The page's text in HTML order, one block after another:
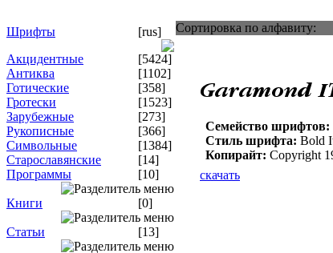
Шрифты
[rus]
Акцидентные
[5424]
Антиква
[1102]
Готические
[358]
Гротески
[1523]
Зарубежные
[273]
Рукописные
[366]
Символьные
[1384]
Старославянские
[14]
Программы
[10]
Книги [0]
Статьи [13]
Сортировка по алфавиту:
Семейство шрифтов:
Стиль шрифта: Bold
Копирайт: Copyright
скачать